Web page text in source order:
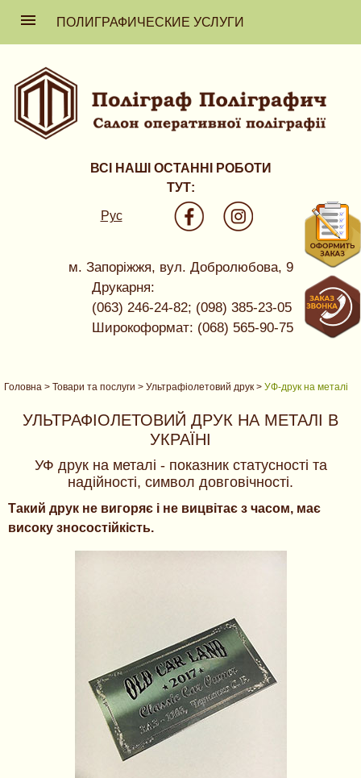
ПОЛИГРАФИЧЕСКИЕ УСЛУГИ
ВСІ НАШІ ОСТАННІ РОБОТИ
ТУТ:
Рус
м. Запоріжжя, вул. Добролюбова, 9
Друкарня:
(063) 246-24-82; (098) 385-23-05
Широкоформат: (068) 565-90-75
Головна > Товари та послуги > Ультрафіолетовий друк > УФ-друк на металі
УЛЬТРАФІОЛЕТОВИЙ ДРУК НА МЕТАЛІ В
УКРАЇНІ
УФ друк на металі - показник статусності та
надійності, символ довговічності.
Такий друк не вигоряє і не вицвітає з часом, має
високу зносостійкість.